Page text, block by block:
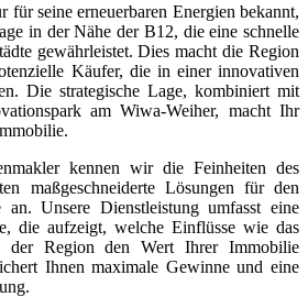
für seine erneuerbaren Energien bekannt,
in der Nähe der B12, die eine schnelle
gewährleistet. Dies macht die Region
Käufer, die in einer innovativen
Die strategische Lage, kombiniert mit
am Wiwa-Weiher, macht Ihr
kennen wir die Feinheiten des
maßgeschneiderte Lösungen für den
Unsere Dienstleistung umfasst eine
die aufzeigt, welche Einflüsse wie das
der Region den Wert Ihrer Immobilie
Ihnen maximale Gewinne und eine